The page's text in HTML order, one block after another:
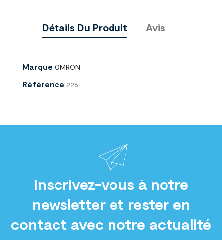
Détails Du Produit Avis
Marque OMRON
Référence 226
Inscrivez-vous à notre
newsletter et rester en
contact avec notre actualité